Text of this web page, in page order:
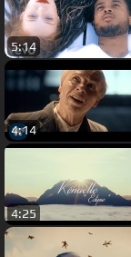
5:14
4:14
4:25